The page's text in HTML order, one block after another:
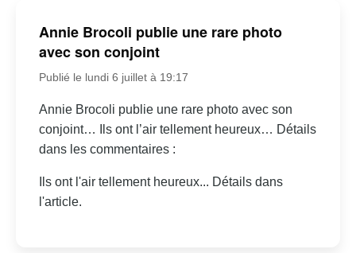
Annie Brocoli publie une rare photo
avec son conjoint
Publié le lundi 6 juillet à 19:17
Annie Brocoli publie une rare photo avec son
conjoint… Ils ont l’air tellement heureux… Détails
dans les commentaires :
Ils ont l'air tellement heureux... Détails dans
l'article.